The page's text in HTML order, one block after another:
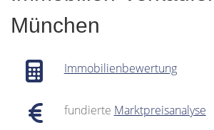
München
Immobilienbewertung
fundierte Marktpreisanalyse